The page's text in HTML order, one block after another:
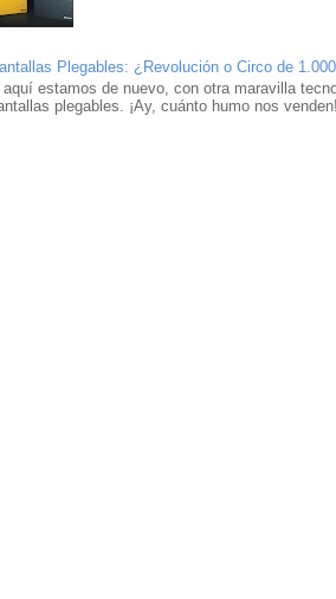
Plegables: ¿Revolución o Circo de
aquí estamos de nuevo, con otra maravilla
plegables. ¡Ay, cuánto humo nos venden!